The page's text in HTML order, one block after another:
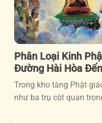
Phân Loại Kinh
Đường Hài Hòa
Trong kho tàng Phật
như ba trụ cột quan